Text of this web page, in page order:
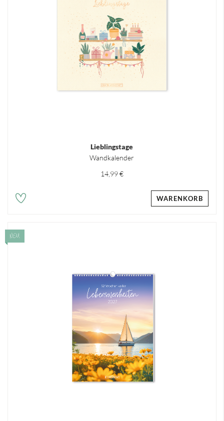
Lieblingstage
Wandkalender
14,99 €
WARENKORB
NEU